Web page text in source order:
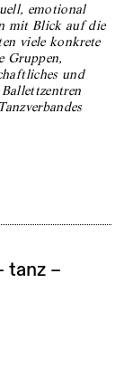
emotional
mit Blick auf die
viele konkrete
Gruppen,
und
tanz –